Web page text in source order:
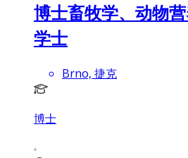
博士畜牧学、动物
学士
Brno, 捷克
博士